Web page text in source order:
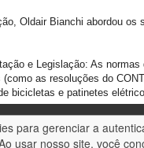
para gerenciar a
usar nosso site, você
Oldair Bianchi abordou os
e Legislação: As normas
as resoluções do
bicicletas e patinetes
no Uso: Dicas essenciais sobre
de proteção individual